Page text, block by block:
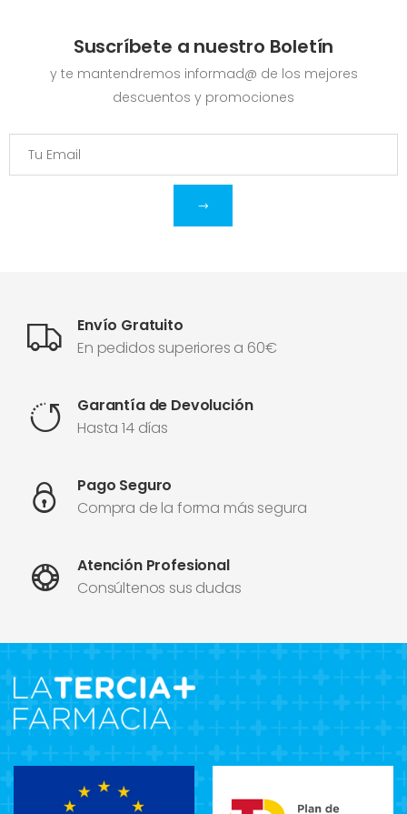
Suscríbete a nuestro Boletín
y te mantendremos informad@ de los mejores
descuentos y promociones
Envío Gratuito
En pedidos superiores a 60€
Garantía de Devolución
Hasta 14 días
Pago Seguro
Compra de la forma más segura
Atención Profesional
Consúltenos sus dudas